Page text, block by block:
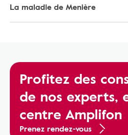
La maladie de Menière
Profitez des
de nos experts,
centre Amplifon
Prenez rendez-vous